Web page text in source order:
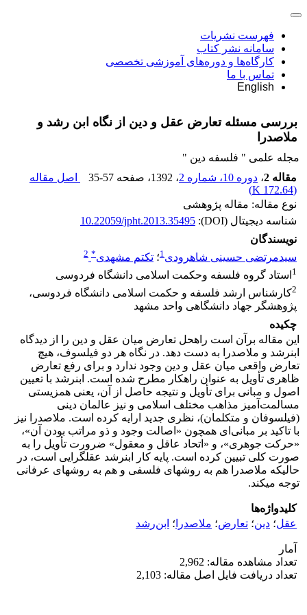
فهرست نشریات
سامانه نشر کتاب
کارگاه‌ها و دوره‌های آموزشی تخصصی
تماس با ما
English
بررسی مسئله تعارض عقل و دین از نگاه ابن رشد و
ملاصدرا
مجله علمی " فلسفه دین "
مقاله 2
، دوره 10، شماره 2 ، 1392 ، صفحه 35-57
اصل مقاله
(
172.64 K
)
نوع مقاله: مقاله پژوهشی
شناسه دیجیتال (DOI):
10.22059/jpht.2013.35495
نویسندگان
سیدمرتضی حسینی شاهرودی1؛ تکتم مشهدی*
2
1 استاد گروه فلسفه وحکمت اسلامی دانشگاه فردوسی
2کارشناس ارشد فلسفه و حکمت اسلامی دانشگاه فردوسی،
پژوهشگر جهاد دانشگاهی واحد مشهد
چکیده
این مقاله برآن است راه­حل تعارض میان عقل و دین را از دیدگاه
ابن­رشد و ملاصدرا به دست دهد. در نگاه هر دو فیلسوف، هیچ
تعارض واقعی میان عقل و دین وجود ندارد و برای رفع تعارض
ظاهری تأویل به عنوان راهکار مطرح شده است. ابن­رشد با تعیین
اصول و مبانی برای تأویل و نتیجه حاصل از آن، یعنی همزیستی
مسالمت‌آمیز مذاهب مختلف اسلامی و نیز عالمان دینی
(فیلسوفان و متکلمان)، نظری جدید ارایه کرده است. ملاصدرا نیز
با تاکید بر مبانی‌ای همچون «اصالت وجود و ذو مراتب بودن آن»،
«حرکت جوهری»، و «اتحاد عاقل و معقول» ضرورت تأویل را به
صورت کلی تبیین کرده است. پایه کار ابن­رشد عقل­گرایی است، در
حالی­که ملاصدرا هم به روش­های فلسفی و هم به روش­های عرفانی
توجه می­کند.
کلیدواژه‌ها
عقل؛ دین؛ تعارض؛ ملاصدرا ؛ ابن‌رشد
آمار
تعداد مشاهده مقاله: 2,962
تعداد دریافت فایل اصل مقاله: 2,103